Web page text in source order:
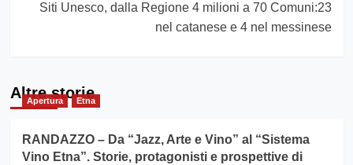
Siti Unesco, dalla Regione 4 milioni a 70 Comuni:23
nel catanese e 4 nel messinese
Altre storie
Apertura Etna
RANDAZZO – Da “Jazz, Arte e Vino” al “Sistema
Vino Etna”. Storie, protagonisti e prospettive di